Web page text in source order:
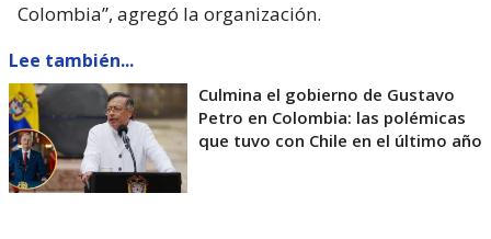
Colombia”, agregó la organización.
Lee también...
Culmina el gobierno de Gustavo
Petro en Colombia: las polémicas
que tuvo con Chile en el último año